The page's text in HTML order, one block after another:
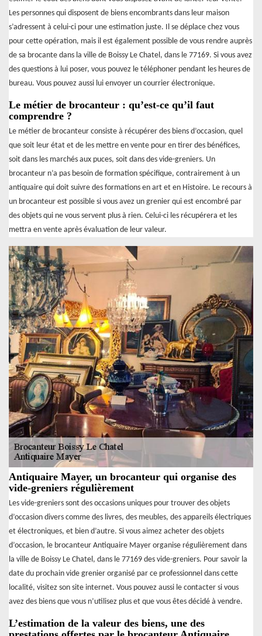
Les personnes qui disposent de biens encombrants dans leur maison
s’adressent à celui-ci pour une estimation juste. Il se déplace chez vous
pour cette opération, mais il est également possible de vous rendre auprès
de sa brocante dans la ville de Boissy Le Chatel, dans le 77169. Si vous avez
des questions à lui poser, vous pouvez le téléphoner pendant les heures de
bureau. Vous pouvez aussi lui envoyer un courrier électronique.
Le métier de brocanteur : qu’est-ce qu’il faut
comprendre ?
Le métier de brocanteur consiste à récupérer des biens d’occasion, quel
que soit leur état et de les mettre en vente pour en tirer des bénéfices,
soit dans les marchés aux puces, soit dans des vide-greniers. Un
brocanteur n’a pas besoin de formation spécifique, contrairement à un
antiquaire qui doit suivre des formations en art et en Histoire. Le recours à
un brocanteur est possible si vous avez un grenier qui est encombré par
des objets qui ne vous servent plus à rien. Celui-ci les récupérera et les
mettra en vente après évaluation de leur valeur.
Antiquaire Mayer, un brocanteur qui organise des
vide-greniers régulièrement
Les vide-greniers sont des occasions uniques pour trouver des objets
d’occasion divers comme des livres, des meubles, des appareils électriques
et électroniques, et bien d’autre. Si vous aimez acheter des objets
d’occasion, le brocanteur Antiquaire Mayer organise régulièrement dans
la ville de Boissy Le Chatel, dans le 77169 des vide-greniers. Pour savoir la
date du prochain vide grenier organisé par ce professionnel dans cette
localité, visitez son site internet. Vous pouvez aussi le contacter si vous
avez des biens que vous n’utilisez plus et que vous êtes décidé à vendre.
L’estimation de la valeur des biens, une des